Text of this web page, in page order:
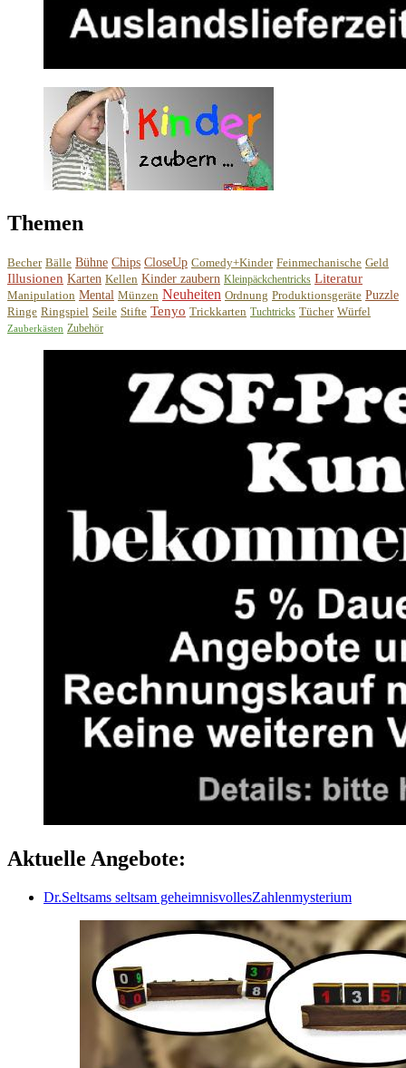
Themen
Becher Bälle Bühne Chips CloseUp Comedy+Kinder Feinmechanische Geld
Illusionen Karten Kellen Kinder zaubern Kleinpäckchentricks Literatur
Manipulation Mental Münzen Neuheiten Ordnung Produktionsgeräte Puzzle
Ringe Ringspiel Seile Stifte Tenyo Trickkarten Tuchtricks Tücher Würfel
Zauberkästen Zubehör
Aktuelle Angebote:
Dr.Seltsams seltsam geheimnisvollesZahlenmysterium